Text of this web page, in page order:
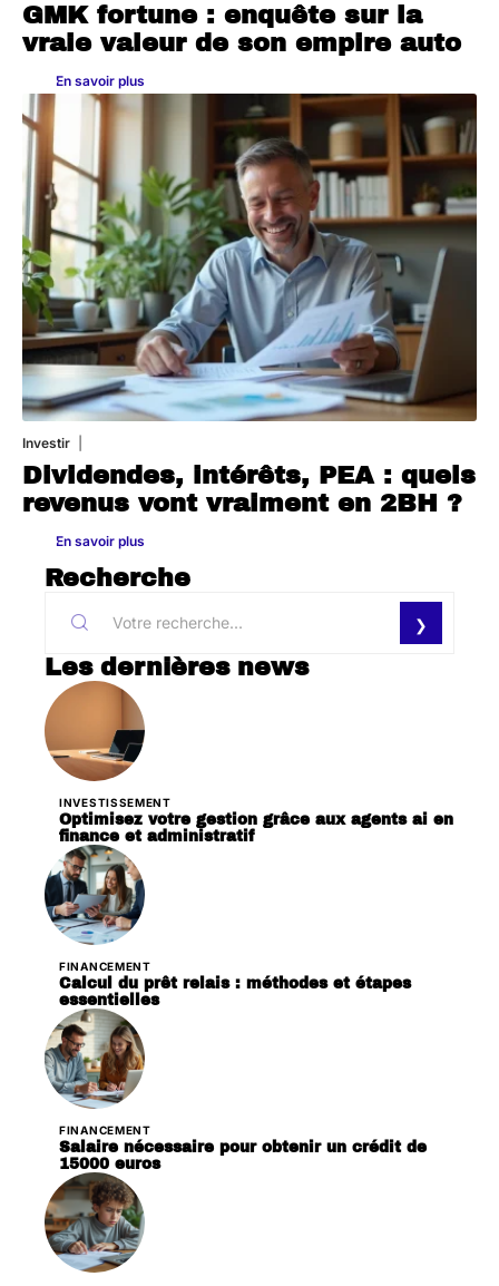
GMK fortune : enquête sur la
vraie valeur de son empire auto
En savoir plus
Investir
Dividendes, intérêts, PEA : quels
revenus vont vraiment en 2BH ?
En savoir plus
Recherche
Les dernières news
INVESTISSEMENT
Optimisez votre gestion grâce aux agents ai en
finance et administratif
FINANCEMENT
Calcul du prêt relais : méthodes et étapes
essentielles
FINANCEMENT
Salaire nécessaire pour obtenir un crédit de
15000 euros